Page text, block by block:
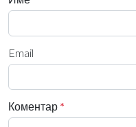
Email
Коментар *